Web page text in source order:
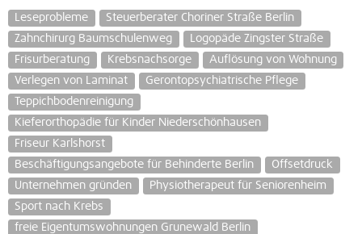
Leseprobleme
Steuerberater Choriner Straße Berlin
Zahnchirurg Baumschulenweg
Logopäde Zingster Straße
Frisurberatung
Krebsnachsorge
Auflösung von Wohnung
Verlegen von Laminat
Gerontopsychiatrische Pflege
Teppichbodenreinigung
Kieferorthopädie für Kinder Niederschönhausen
Friseur Karlshorst
Beschäftigungsangebote für Behinderte Berlin
Offsetdruck
Unternehmen gründen
Physiotherapeut für Seniorenheim
Sport nach Krebs
freie Eigentumswohnungen Grunewald Berlin